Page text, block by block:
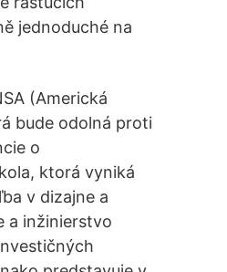
jednoduché na
(Americká
bude odolná proti
o
ktorá vyniká
v dizajne a
a inžinierstvo